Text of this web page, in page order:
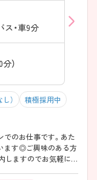
ス・車9分
）
） 積極採用中
のお仕事です。あた
ます◎ご興味のある方
しますのでお気軽にご